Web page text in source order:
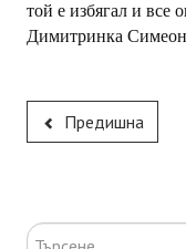
той е избягал и все
Димитринка
Предишна
Търсене...